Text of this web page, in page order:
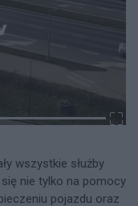
wszystkie służby
nie tylko na pomocy
pojazdu oraz